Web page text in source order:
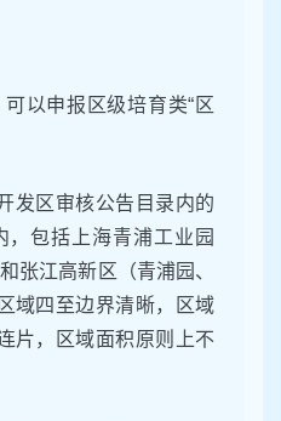
以申报区级培育类“区
发区审核公告目录内的
，包括上海青浦工业园
张江高新区（青浦园、
域四至边界清晰，区域
片，区域面积原则上不